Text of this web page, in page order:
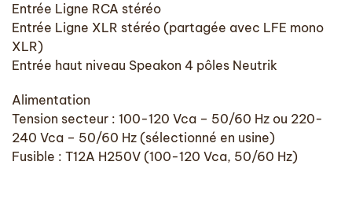
Entrée Ligne RCA stéréo
Entrée Ligne XLR stéréo (partagée avec LFE mono
XLR)
Entrée haut niveau Speakon 4 pôles Neutrik
Alimentation
Tension secteur : 100-120 Vca – 50/60 Hz ou 220-
240 Vca – 50/60 Hz (sélectionné en usine)
Fusible : T12A H250V (100-120 Vca, 50/60 Hz)